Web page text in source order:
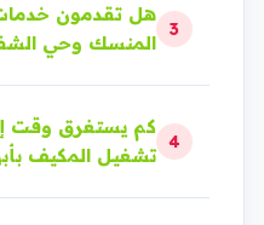
3
هل تقدمون
المنسك وحي
4
كم يستغرق وقت
تشغيل المكيف